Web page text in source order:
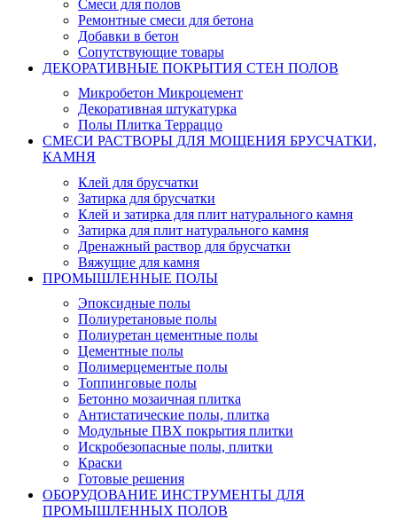
Смеси для полов
Ремонтные смеси для бетона
Добавки в бетон
Сопутствующие товары
ДЕКОРАТИВНЫЕ ПОКРЫТИЯ СТЕН ПОЛОВ
Микробетон Микроцемент
Декоративная штукатурка
Полы Плитка Терраццо
СМЕСИ РАСТВОРЫ ДЛЯ МОЩЕНИЯ БРУСЧАТКИ,
КАМНЯ
Клей для брусчатки
Затирка для брусчатки
Клей и затирка для плит натурального камня
Затирка для плит натурального камня
Дренажный раствор для брусчатки
Вяжущие для камня
ПРОМЫШЛЕННЫЕ ПОЛЫ
Эпоксидные полы
Полиуретановые полы
Полиуретан цементные полы
Цементные полы
Полимерцементые полы
Топпинговые полы
Бетонно мозаичная плитка
Антистатические полы, плитка
Модульные ПВХ покрытия плитки
Искробезопасные полы, плитки
Краски
Готовые решения
ОБОРУДОВАНИЕ ИНСТРУМЕНТЫ ДЛЯ
ПРОМЫШЛЕННЫХ ПОЛОВ